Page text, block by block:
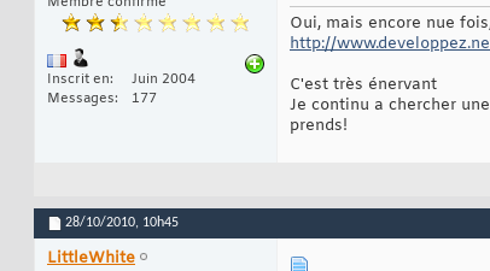
Inscrit en
Juin 2004
Messages
177
Oui, mais encore nue
http://
C'est très énervant
Je continu a chercher
prends!
28/10/2010, 10h45
LittleWhite